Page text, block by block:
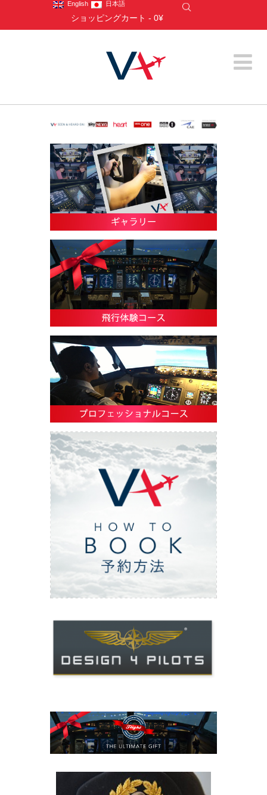
English 日本語
ショッピングカート - 0¥
ご予約方法